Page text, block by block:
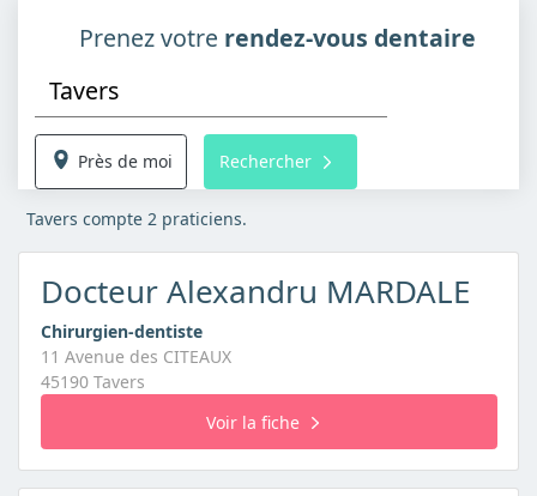
Prenez votre rendez-vous dentaire
Près de moi Rechercher
Tavers compte 2 praticiens.
Docteur Alexandru MARDALE
Chirurgien-dentiste
11 Avenue des CITEAUX
45190 Tavers
Voir la fiche